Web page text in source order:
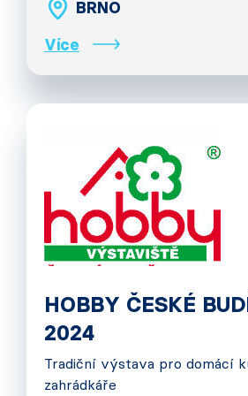
BRNO
Více
HOBBY ČESKÉ
2024
Tradiční výstava pro domácí
zahrádkáře